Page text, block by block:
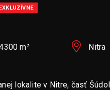
m² Nitra
lokalite v Nitre, časť